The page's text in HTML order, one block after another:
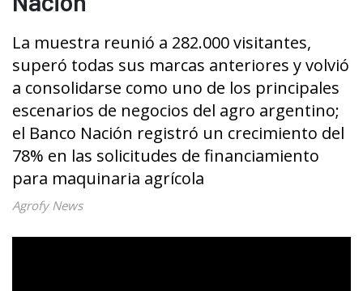
La muestra reunió a 282.000 visitantes,
superó todas sus marcas anteriores y volvió
a consolidarse como uno de los principales
escenarios de negocios del agro argentino;
el Banco Nación registró un crecimiento del
78% en las solicitudes de financiamiento
para maquinaria agrícola
Agrofy News